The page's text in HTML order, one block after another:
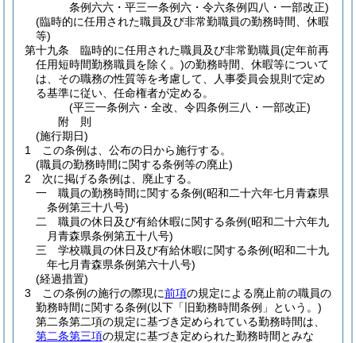
条例六六・平三一条例六・令六条例四八・一部改正)
(臨時的に任用された職員及び非常勤職員の勤務時間、休暇
等)
第十九条
臨時的に任用された職員及び非常勤職員(定年前再
任用短時間勤務職員を除く。)の勤務時間、休暇等について
は、その職務の性質等を考慮して、人事委員会規則で定め
る基準に従い、任命権者が定める。
(平三一条例六・全改、令四条例三八・一部改正)
附 則
(施行期日)
1
この条例は、公布の日から施行する。
(職員の勤務時間に関する条例等の廃止)
2
次に掲げる条例は、廃止する。
一
職員の勤務時間に関する条例(昭和二十六年七月青森県
条例第三十八号)
二
職員の休日及び有給休暇に関する条例(昭和二十六年九
月青森県条例第五十八号)
三
学校職員の休日及び有給休暇に関する条例(昭和二十九
年七月青森県条例第六十八号)
(経過措置)
3
この条例の施行の際現に前項の規定による廃止前の職員の
勤務時間に関する条例(以下「旧勤務時間条例」という。)
第二条第二項の規定に基づき定められている勤務時間は、
第二条第三項の規定に基づき定められた勤務時間とみな